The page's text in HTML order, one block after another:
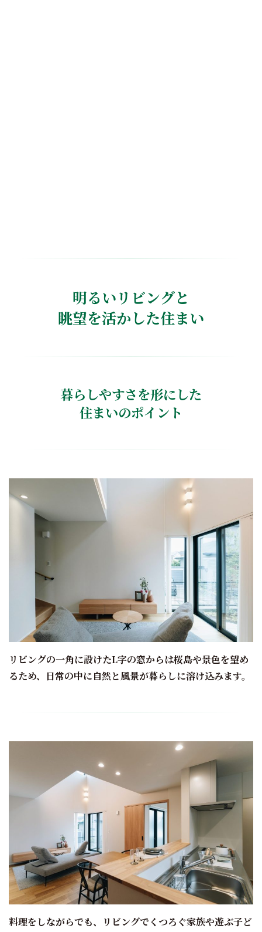
明るいリビングと
眺望を活かした住まい
暮らしやすさを形にした
住まいのポイント
リビングの一角に設けたL字の窓からは桜島や景色を望め
るため、日常の中に自然と風景が暮らしに溶け込みます。
料理をしながらでも、リビングでくつろぐ家族や遊ぶ子ど